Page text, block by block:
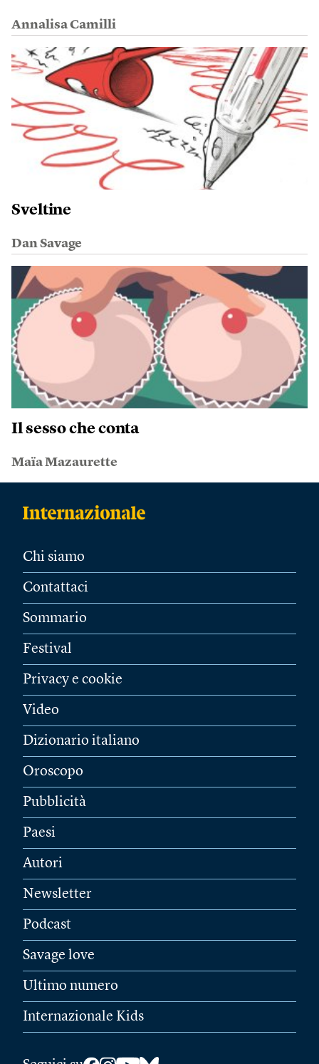
Annalisa Camilli
Sveltine
Dan Savage
Il sesso che conta
Maïa Mazaurette
Chi siamo
Contattaci
Sommario
Festival
Privacy e cookie
Video
Dizionario italiano
Oroscopo
Pubblicità
Paesi
Autori
Newsletter
Podcast
Savage love
Ultimo numero
Internazionale Kids